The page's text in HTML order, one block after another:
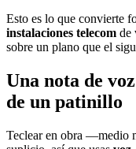
Esto es lo que convierte
instalaciones telecom de
sobre un plano que el
Una nota de
de un patinillo
Teclear en obra —medio